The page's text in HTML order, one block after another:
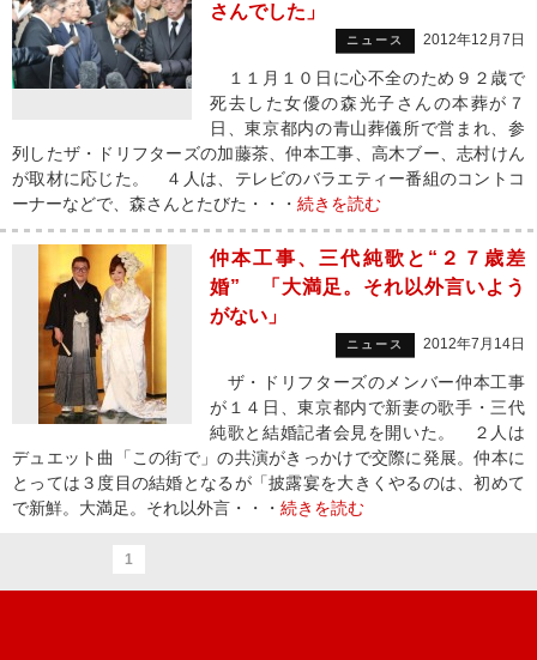
さんでした」
ニュース 2012年12月7日
１１月１０日に心不全のため９２歳で
死去した女優の森光子さんの本葬が７
日、東京都内の青山葬儀所で営まれ、参
列したザ・ドリフターズの加藤茶、仲本工事、高木ブー、志村けん
が取材に応じた。 ４人は、テレビのバラエティー番組のコントコ
ーナーなどで、森さんとたびた・・・ 続きを読む
仲本工事、三代純歌と“２７歳差
婚” 「大満足。それ以外言いよう
がない」
ニュース 2012年7月14日
ザ・ドリフターズのメンバー仲本工事
が１４日、東京都内で新妻の歌手・三代
純歌と結婚記者会見を開いた。 ２人は
デュエット曲「この街で」の共演がきっかけで交際に発展。仲本に
とっては３度目の結婚となるが「披露宴を大きくやるのは、初めて
で新鮮。大満足。それ以外言・・・ 続きを読む
1